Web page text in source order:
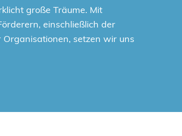
große Träume. Mit
einschließlich der
setzen wir uns